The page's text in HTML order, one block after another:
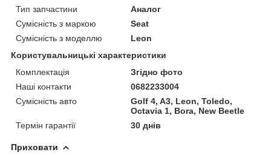
Тип запчастини
Аналог
Сумісність з маркою
Seat
Сумісність з моделлю
Leon
Користувальницькі характеристики
Комплектація
Згідно фото
Наші контакти
0682233004
Сумісність авто
Golf 4, A3, Leon, Toledo,
Octavia 1, Bora, New Beetle
Термін гарантії
30 днів
Приховати